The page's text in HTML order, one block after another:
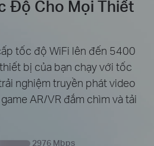
Độ Cho Mọi Thiết
tốc độ WiFi lên đến 5400
bị của bạn chạy với tốc
nghiệm truyền phát video
AR/VR đắm chìm và tải